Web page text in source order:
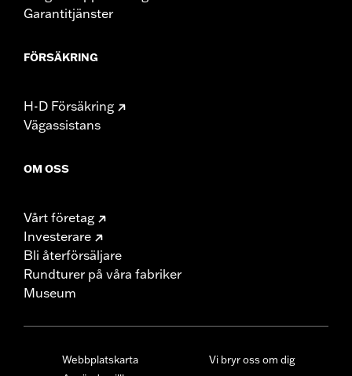
Garantitjänster
FÖRSÄKRING
H-D Försäkring
Vägassistans
OM OSS
Vårt företag
Investerare
Bli återförsäljare
Rundturer på våra fabriker
Museum
Webbplatskarta
Vi bryr oss om dig